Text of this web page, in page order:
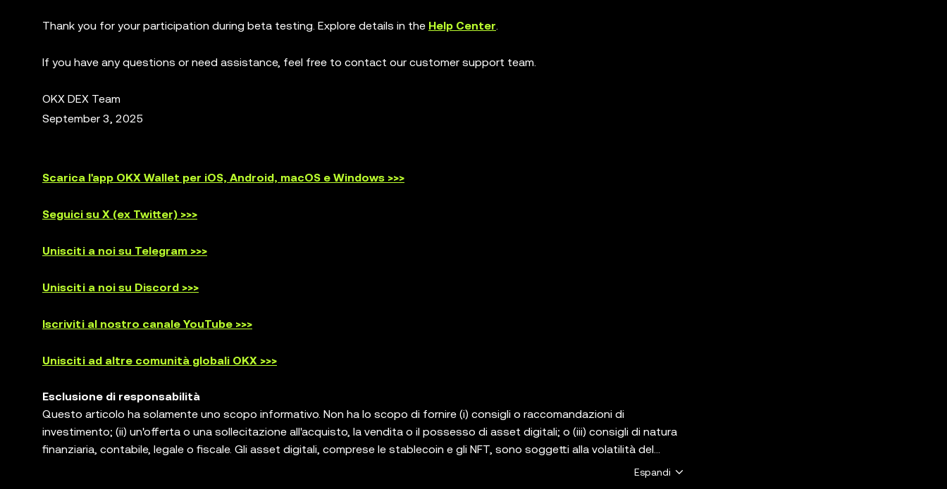
Thank you for your participation during beta testing. Explore details in the Help Center.
If you have any questions or need assistance, feel free to contact our customer support team.
OKX DEX Team
September 3, 2025
Scarica l'app OKX Wallet per iOS, Android, macOS e Windows >>>
Seguici su X (ex Twitter) >>>
Unisciti a noi su Telegram >>>
Unisciti a noi su Discord >>>
Iscriviti al nostro canale YouTube >>>
Unisciti ad altre comunità globali OKX >>>
Esclusione di responsabilità
Questo articolo ha solamente uno scopo informativo. Non ha lo scopo di fornire (i) consigli o raccomandazioni di
investimento; (ii) un'offerta o una sollecitazione all'acquisto, la vendita o il possesso di asset digitali; o (iii) consigli di natura
finanziaria, contabile, legale o fiscale. Gli asset digitali, comprese le stablecoin e gli NFT, sono soggetti alla volatilità del
mercato, comportano un alto grado di rischio, possono perdere valore e persino diventare privi di valore. Ti invitiamo aEspandi